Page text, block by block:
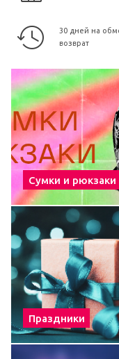
30 дней на
возврат
Сумки и рюкзаки
Праздники